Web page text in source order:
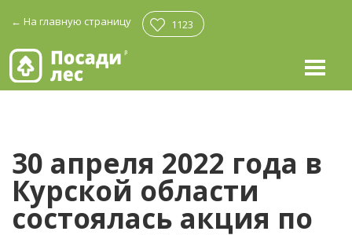
← На главную страницу 1123
30 апреля 2022 года в
Курской области
состоялась акция по